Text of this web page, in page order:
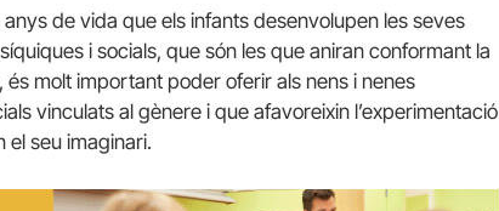
de vida que els infants desenvolupen les seves
i socials, que són les que aniran conformant la
molt important poder oferir als nens i nenes
vinculats al gènere i que afavoreixin l’experimentació
el seu imaginari.